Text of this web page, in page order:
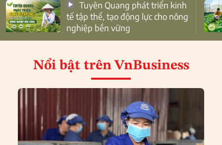
tế tập thể, tạo động lực cho nông
nghiệp bền vững
Nổi bật trên VnBusiness